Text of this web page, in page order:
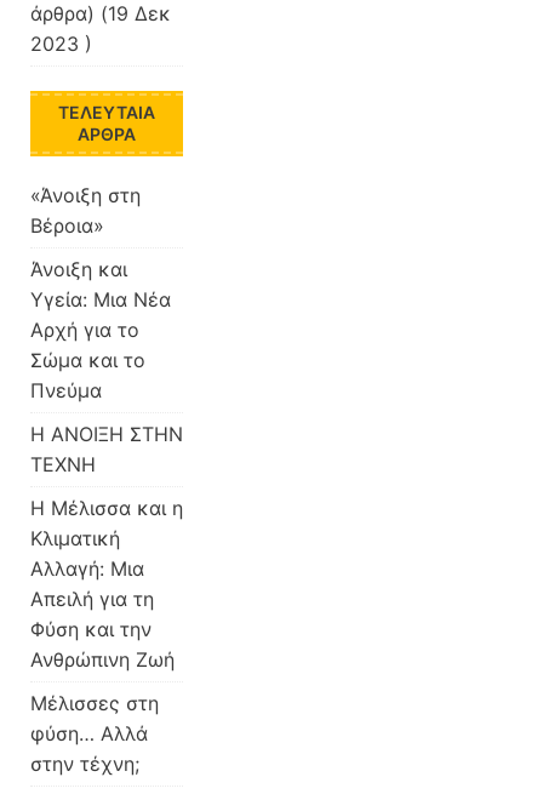
άρθρα) (19 Δεκ
2023 )
ΤΕΛΕΥΤΑΊΑ
ΆΡΘΡΑ
«Άνοιξη στη
Βέροια»
Άνοιξη και
Υγεία: Μια Νέα
Αρχή για το
Σώμα και το
Πνεύμα
Η ΑΝΟΙΞΗ ΣΤΗΝ
ΤΕΧΝΗ
Η Μέλισσα και η
Κλιματική
Αλλαγή: Μια
Απειλή για τη
Φύση και την
Ανθρώπινη Ζωή
Μέλισσες στη
φύση… Αλλά
στην τέχνη;